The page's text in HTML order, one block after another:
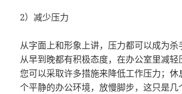
2）减少压力
从字面上和形象上讲，压力都可以成为杀
从早到晚都有积极态度，在办公室里减轻
您可以采取许多措施来降低工作压力；休
个平静的办公环境，放慢脚步，这只是几